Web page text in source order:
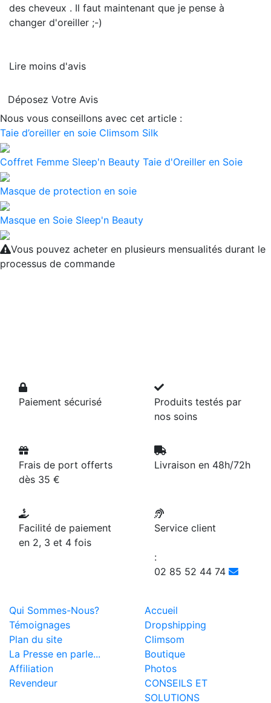
des cheveux . Il faut maintenant que je pense à
changer d'oreiller ;-)
Lire moins d'avis
Déposez Votre Avis
Nous vous conseillons avec cet article :
Taie d’oreiller en soie Climsom Silk
Coffret Femme Sleep'n Beauty Taie d'Oreiller en Soie
Masque de protection en soie
Masque en Soie Sleep'n Beauty
Vous pouvez acheter en plusieurs mensualités durant le
processus de commande
Paiement sécurisé
Produits testés par
nos soins
Frais de port offerts
dès 35 €
Livraison en 48h/72h
Facilité de paiement
en 2, 3 et 4 fois
Service client
:
02 85 52 44 74
Qui Sommes-Nous?
Accueil
Témoignages
Dropshipping
Plan du site
Climsom
La Presse en parle...
Boutique
Affiliation
Photos
Revendeur
CONSEILS ET
SOLUTIONS